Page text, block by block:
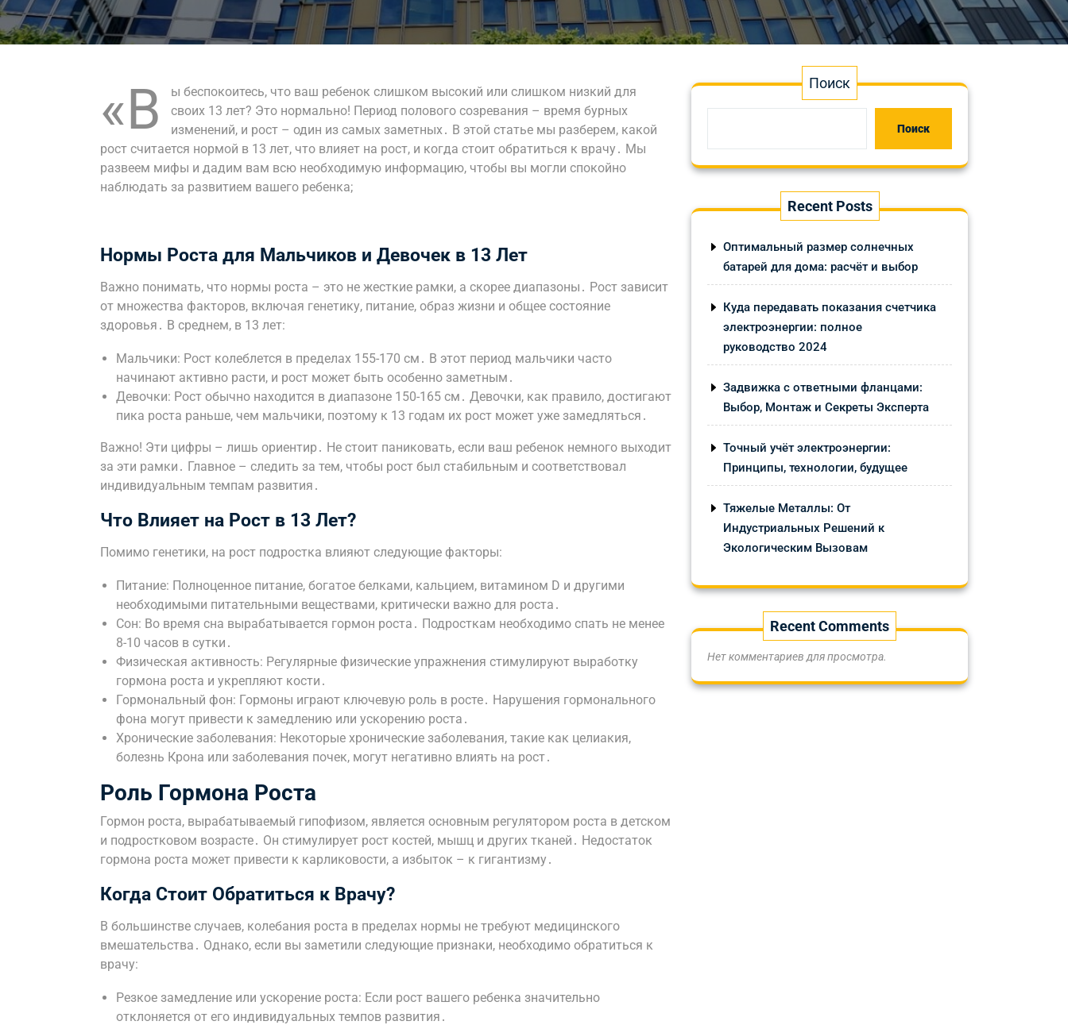
«В
ы беспокоитесь, что ваш ребенок слишком высокий или слишком низкий для
своих 13 лет? Это нормально! Период полового созревания – время бурных
изменений, и рост – один из самых заметных․ В этой статье мы разберем, какой
рост считается нормой в 13 лет, что влияет на рост, и когда стоит обратиться к врачу․ Мы
развеем мифы и дадим вам всю необходимую информацию, чтобы вы могли спокойно
наблюдать за развитием вашего ребенка;
Нормы Роста для Мальчиков и Девочек в 13 Лет
Важно понимать, что нормы роста – это не жесткие рамки, а скорее диапазоны․ Рост зависит
от множества факторов, включая генетику, питание, образ жизни и общее состояние
здоровья․ В среднем, в 13 лет:
Мальчики: Рост колеблется в пределах 155-170 см․ В этот период мальчики часто
начинают активно расти, и рост может быть особенно заметным․
Девочки: Рост обычно находится в диапазоне 150-165 см․ Девочки, как правило, достигают
пика роста раньше, чем мальчики, поэтому к 13 годам их рост может уже замедляться․
Важно! Эти цифры – лишь ориентир․ Не стоит паниковать, если ваш ребенок немного выходит
за эти рамки․ Главное – следить за тем, чтобы рост был стабильным и соответствовал
индивидуальным темпам развития․
Что Влияет на Рост в 13 Лет?
Помимо генетики, на рост подростка влияют следующие факторы:
Питание: Полноценное питание, богатое белками, кальцием, витамином D и другими
необходимыми питательными веществами, критически важно для роста․
Сон: Во время сна вырабатывается гормон роста․ Подросткам необходимо спать не менее
8-10 часов в сутки․
Физическая активность: Регулярные физические упражнения стимулируют выработку
гормона роста и укрепляют кости․
Гормональный фон: Гормоны играют ключевую роль в росте․ Нарушения гормонального
фона могут привести к замедлению или ускорению роста․
Хронические заболевания: Некоторые хронические заболевания, такие как целиакия,
болезнь Крона или заболевания почек, могут негативно влиять на рост․
Роль Гормона Роста
Гормон роста, вырабатываемый гипофизом, является основным регулятором роста в детском
и подростковом возрасте․ Он стимулирует рост костей, мышц и других тканей․ Недостаток
гормона роста может привести к карликовости, а избыток – к гигантизму․
Когда Стоит Обратиться к Врачу?
В большинстве случаев, колебания роста в пределах нормы не требуют медицинского
вмешательства․ Однако, если вы заметили следующие признаки, необходимо обратиться к
врачу:
Резкое замедление или ускорение роста: Если рост вашего ребенка значительно
отклоняется от его индивидуальных темпов развития․
Поиск
Поиск
Recent Posts
Оптимальный размер солнечных
батарей для дома: расчёт и выбор
Куда передавать показания счетчика
электроэнергии: полное
руководство 2024
Задвижка с ответными фланцами:
Выбор, Монтаж и Секреты Эксперта
Точный учёт электроэнергии:
Принципы, технологии, будущее
Тяжелые Металлы: От
Индустриальных Решений к
Экологическим Вызовам
Recent Comments
Нет комментариев для просмотра.